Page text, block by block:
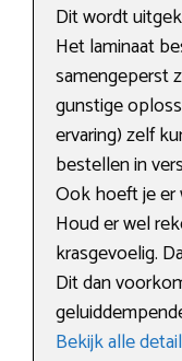
Dit wordt
Het laminaat
samengeperst
gunstige
ervaring) zelf
bestellen in
Ook hoeft je er
Houd er wel
krasgevoelig.
Dit dan
Bekijk alle